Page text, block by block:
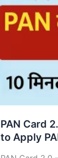
PAN Card
to Apply